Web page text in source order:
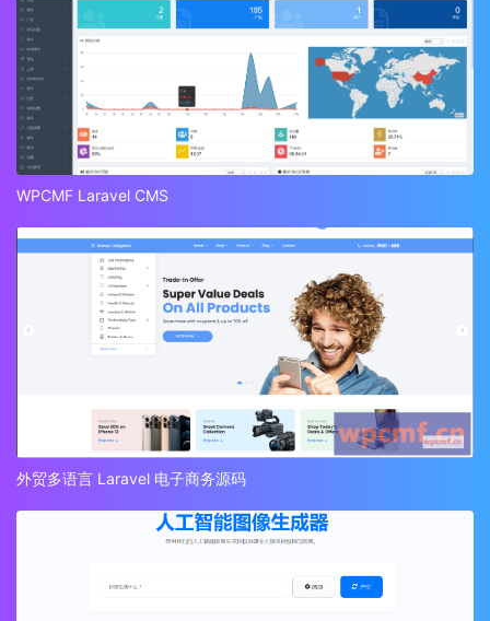
WPCMF Laravel CMS
外贸多语言 Laravel 电子商务源码